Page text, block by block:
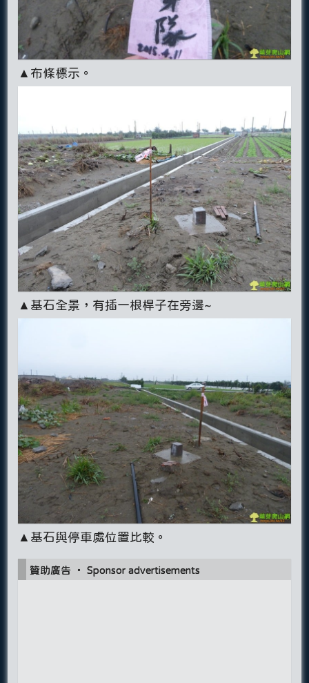
▲布條標示。
▲基石全景，有插一根桿子在旁邊~
▲基石與停車處位置比較。
贊助廣告 ‧ Sponsor advertisements